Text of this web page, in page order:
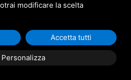
ricontattato subito, senza impegno
modificare la scelta
Personalizza
Accetta tutti